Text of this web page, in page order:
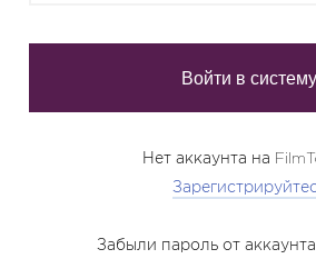
Нет аккаунта на
Забыли пароль от